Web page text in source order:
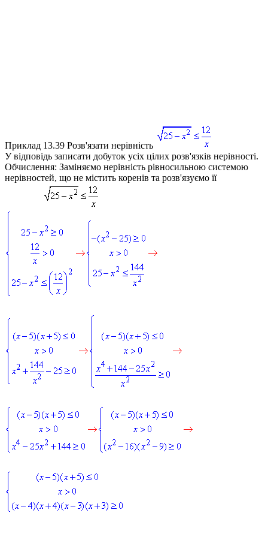
Приклад 13.39 Розв'язати нерівність
У відповідь записати добуток усіх цілих розв'язків нерівності.
Обчислення: Заміняємо нерівність рівносильною системою
нерівностей, що не містить коренів та розв'язуємо її